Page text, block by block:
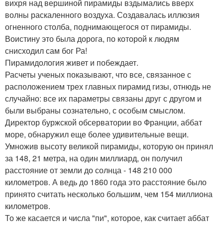
вихря над вершиной пирамиды вздымались вверх
волны раскаленного воздуха. Создавалась иллюзия
огненного столба, поднимающегося от пирамиды.
Воистину это была дорога, по которой к людям
снисходил сам бог Ра!
Пирамидология живет и побеждает.
Расчеты ученых показывают, что все, связанное с
расположением трех главных пирамид гизы, отнюдь не
случайно: все их параметры связаны друг с другом и
были выбраны сознательно, с особым смыслом.
Директор буржской обсерватории во Франции, аббат
море, обнаружил еще более удивительные вещи.
Умножив высоту великой пирамиды, которую он принял
за 148, 21 метра, на один миллиард, он получил
расстояние от земли до солнца - 148 210 000
километров. А ведь до 1860 года это расстояние было
принято считать несколько большим, чем 154 миллиона
километров.
То же касается и числа "пи", которое, как считает аббат